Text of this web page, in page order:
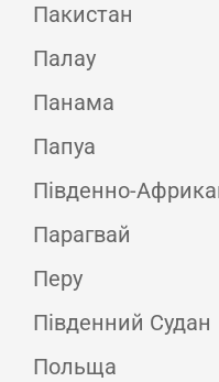
Пакистан
Палау
Панама
Папуа
Південно-
Парагвай
Перу
Південний Судан
Польща